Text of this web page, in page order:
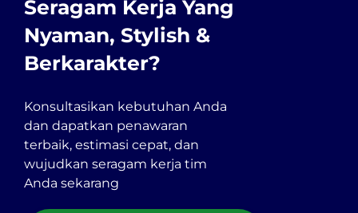
Seragam Kerja Yang
Nyaman, Stylish &
Berkarakter?
Konsultasikan kebutuhan Anda
dan dapatkan penawaran
terbaik, estimasi cepat, dan
wujudkan seragam kerja tim
Anda sekarang